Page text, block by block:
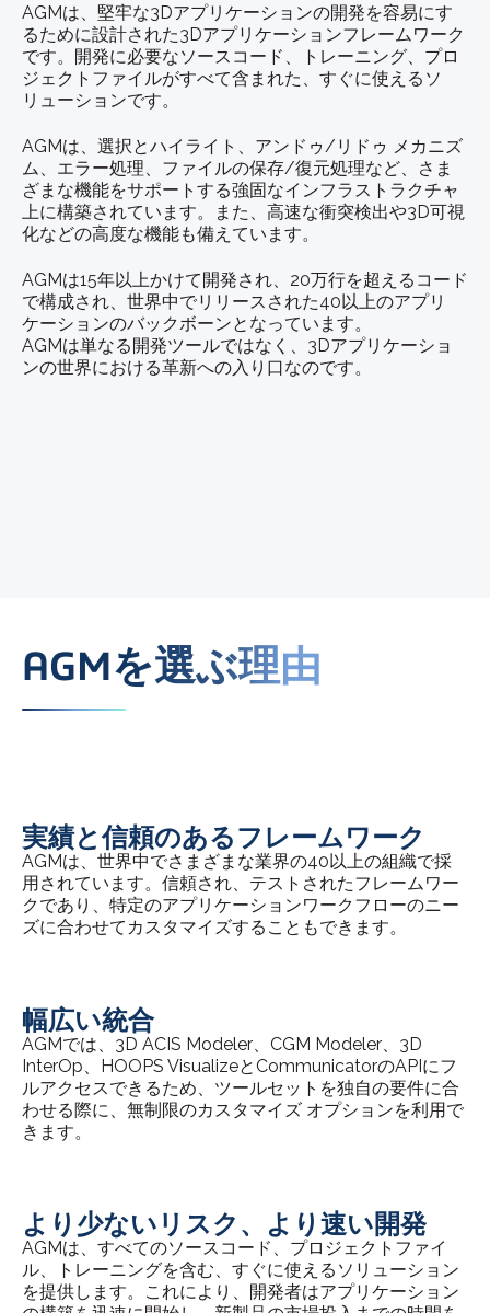
AGMは、堅牢な3Dアプリケーションの開発を容易にす
るために設計された3Dアプリケーションフレームワーク
です。開発に必要なソースコード、トレーニング、プロ
ジェクトファイルがすべて含まれた、すぐに使えるソ
リューションです。
AGMは、選択とハイライト、アンドゥ/リドゥ メカニズ
ム、エラー処理、ファイルの保存/復元処理など、さま
ざまな機能をサポートする強固なインフラストラクチャ
上に構築されています。また、高速な衝突検出や3D可視
化などの高度な機能も備えています。
AGMは15年以上かけて開発され、20万行を超えるコード
で構成され、世界中でリリースされた40以上のアプリ
ケーションのバックボーンとなっています。
AGMは単なる開発ツールではなく、3Dアプリケーショ
ンの世界における革新への入り口なのです。
AGMを選ぶ理由
実績と信頼のあるフレームワーク
AGMは、世界中でさまざまな業界の40以上の組織で採
用されています。信頼され、テストされたフレームワー
クであり、特定のアプリケーションワークフローのニー
ズに合わせてカスタマイズすることもできます。
幅広い統合
AGMでは、3D ACIS Modeler、CGM Modeler、3D
InterOp、HOOPS VisualizeとCommunicatorのAPIにフ
ルアクセスできるため、ツールセットを独自の要件に合
わせる際に、無制限のカスタマイズ オプションを利用で
きます。
より少ないリスク、より速い開発
AGMは、すべてのソースコード、プロジェクトファイ
ル、トレーニングを含む、すぐに使えるソリューション
を提供します。これにより、開発者はアプリケーション